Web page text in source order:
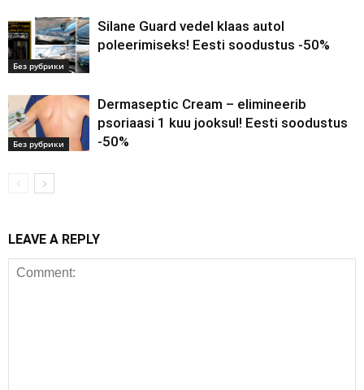
Без рубрики
Silane Guard vedel klaas autol
poleerimiseks! Eesti soodustus -50%
Без рубрики
Dermaseptic Cream – elimineerib
psoriaasi 1 kuu jooksul! Eesti soodustus
-50%
LEAVE A REPLY